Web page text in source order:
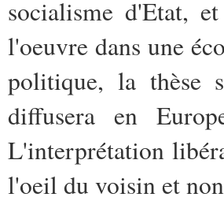
socialisme d'Etat,
l'oeuvre dans une
politique, la thèse
diffusera en
L'interprétation
l'oeil du voisin et